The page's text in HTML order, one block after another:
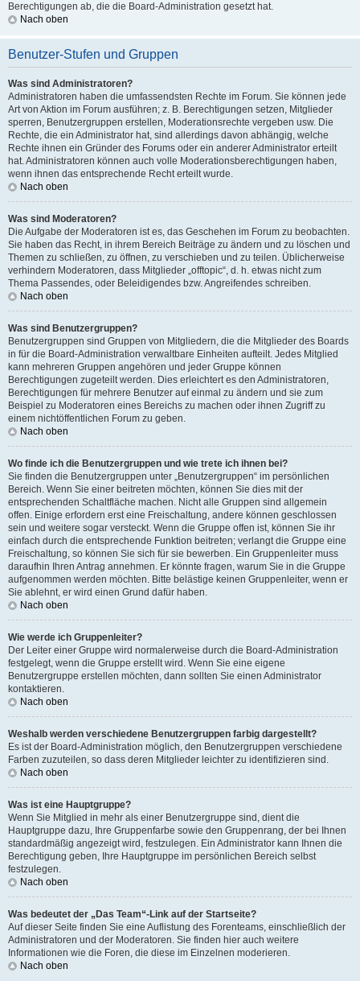
Berechtigungen ab, die die Board-Administration gesetzt hat.
Nach oben
Benutzer-Stufen und Gruppen
Was sind Administratoren?
Administratoren haben die umfassendsten Rechte im Forum. Sie können jede
Art von Aktion im Forum ausführen; z. B. Berechtigungen setzen, Mitglieder
sperren, Benutzergruppen erstellen, Moderationsrechte vergeben usw. Die
Rechte, die ein Administrator hat, sind allerdings davon abhängig, welche
Rechte ihnen ein Gründer des Forums oder ein anderer Administrator erteilt
hat. Administratoren können auch volle Moderationsberechtigungen haben,
wenn ihnen das entsprechende Recht erteilt wurde.
Nach oben
Was sind Moderatoren?
Die Aufgabe der Moderatoren ist es, das Geschehen im Forum zu beobachten.
Sie haben das Recht, in ihrem Bereich Beiträge zu ändern und zu löschen und
Themen zu schließen, zu öffnen, zu verschieben und zu teilen. Üblicherweise
verhindern Moderatoren, dass Mitglieder „offtopic“, d. h. etwas nicht zum
Thema Passendes, oder Beleidigendes bzw. Angreifendes schreiben.
Nach oben
Was sind Benutzergruppen?
Benutzergruppen sind Gruppen von Mitgliedern, die die Mitglieder des Boards
in für die Board-Administration verwaltbare Einheiten aufteilt. Jedes Mitglied
kann mehreren Gruppen angehören und jeder Gruppe können
Berechtigungen zugeteilt werden. Dies erleichtert es den Administratoren,
Berechtigungen für mehrere Benutzer auf einmal zu ändern und sie zum
Beispiel zu Moderatoren eines Bereichs zu machen oder ihnen Zugriff zu
einem nichtöffentlichen Forum zu geben.
Nach oben
Wo finde ich die Benutzergruppen und wie trete ich ihnen bei?
Sie finden die Benutzergruppen unter „Benutzergruppen“ im persönlichen
Bereich. Wenn Sie einer beitreten möchten, können Sie dies mit der
entsprechenden Schaltfläche machen. Nicht alle Gruppen sind allgemein
offen. Einige erfordern erst eine Freischaltung, andere können geschlossen
sein und weitere sogar versteckt. Wenn die Gruppe offen ist, können Sie ihr
einfach durch die entsprechende Funktion beitreten; verlangt die Gruppe eine
Freischaltung, so können Sie sich für sie bewerben. Ein Gruppenleiter muss
daraufhin Ihren Antrag annehmen. Er könnte fragen, warum Sie in die Gruppe
aufgenommen werden möchten. Bitte belästige keinen Gruppenleiter, wenn er
Sie ablehnt, er wird einen Grund dafür haben.
Nach oben
Wie werde ich Gruppenleiter?
Der Leiter einer Gruppe wird normalerweise durch die Board-Administration
festgelegt, wenn die Gruppe erstellt wird. Wenn Sie eine eigene
Benutzergruppe erstellen möchten, dann sollten Sie einen Administrator
kontaktieren.
Nach oben
Weshalb werden verschiedene Benutzergruppen farbig dargestellt?
Es ist der Board-Administration möglich, den Benutzergruppen verschiedene
Farben zuzuteilen, so dass deren Mitglieder leichter zu identifizieren sind.
Nach oben
Was ist eine Hauptgruppe?
Wenn Sie Mitglied in mehr als einer Benutzergruppe sind, dient die
Hauptgruppe dazu, Ihre Gruppenfarbe sowie den Gruppenrang, der bei Ihnen
standardmäßig angezeigt wird, festzulegen. Ein Administrator kann Ihnen die
Berechtigung geben, Ihre Hauptgruppe im persönlichen Bereich selbst
festzulegen.
Nach oben
Was bedeutet der „Das Team“-Link auf der Startseite?
Auf dieser Seite finden Sie eine Auflistung des Forenteams, einschließlich der
Administratoren und der Moderatoren. Sie finden hier auch weitere
Informationen wie die Foren, die diese im Einzelnen moderieren.
Nach oben